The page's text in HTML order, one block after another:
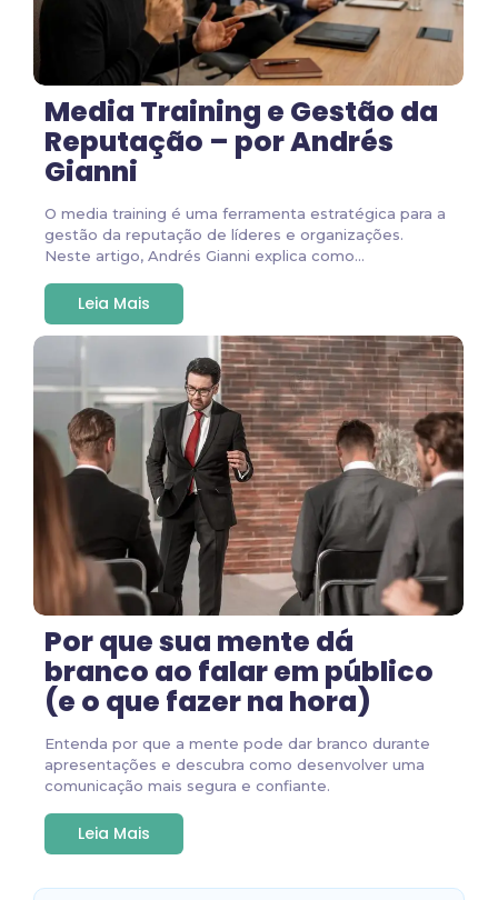
Media Training e Gestão da
Reputação – por Andrés
Gianni
O media training é uma ferramenta estratégica para a
gestão da reputação de líderes e organizações.
Neste artigo, Andrés Gianni explica como...
Leia Mais
Por que sua mente dá
branco ao falar em público
(e o que fazer na hora)
Entenda por que a mente pode dar branco durante
apresentações e descubra como desenvolver uma
comunicação mais segura e confiante.
Leia Mais